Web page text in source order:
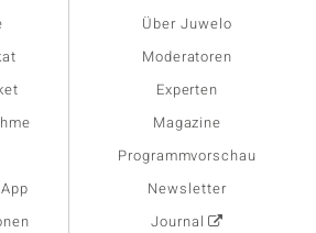
Über Juwelo
Moderatoren
Experten
Magazine
Programmvorschau
Newsletter
Journal